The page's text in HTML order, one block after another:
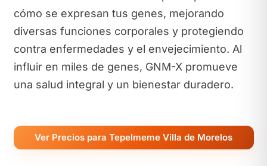
cómo se expresan tus genes, mejorando
diversas funciones corporales y protegiendo
contra enfermedades y el envejecimiento. Al
influir en miles de genes, GNM-X promueve
una salud integral y un bienestar duradero.
Ver Precios para Tepelmeme Villa de Morelos